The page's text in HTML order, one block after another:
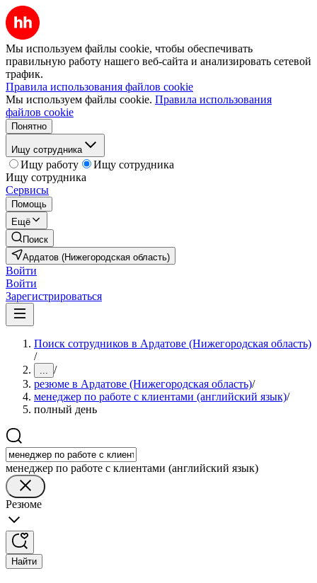
Мы используем файлы cookie, чтобы обеспечивать
правильную работу нашего веб-сайта и анализировать сетевой
трафик.
Правила использования файлов cookie
Мы используем файлы cookie. Правила использования
файлов cookie
Понятно
Ищу сотрудника
Ищу работу
Ищу сотрудника
Ищу сотрудника
Сервисы
Помощь
Ещё
Поиск
Ардатов (Нижегородская область)
Войти
Войти
Зарегистрироваться
Поиск сотрудников в Ардатове (Нижегородская область)
/
... /
резюме в Ардатове (Нижегородская область)/
менеджер по работе с клиентами (английский язык)/
полный день
менеджер по работе с клиентами (английский язык)
Резюме
Найти